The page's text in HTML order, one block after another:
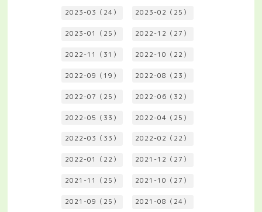
2023-03（24） 2023-02（25）
2023-01（25） 2022-12（27）
2022-11（31） 2022-10（22）
2022-09（19） 2022-08（23）
2022-07（25） 2022-06（32）
2022-05（33） 2022-04（25）
2022-03（33） 2022-02（22）
2022-01（22） 2021-12（27）
2021-11（25） 2021-10（27）
2021-09（25） 2021-08（24）